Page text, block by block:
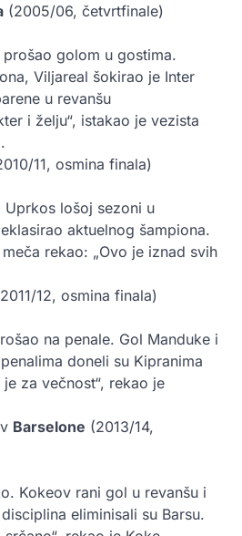
(2005/06, četvrtfinale)
golom u gostima.
Viljareal šokirao je Inter
u revanšu
i želju“, istakao je vezista
11, osmina finala)
Uprkos lošoj sezoni u
aktuelnog šampiona.
rekao: „Ovo je iznad svih
12, osmina finala)
na penale. Gol Manduke i
doneli su Kipranima
za večnost“, rekao je
Barselone (2013/14,
Kokeov rani gol u revanšu i
eliminisali su Barsu.